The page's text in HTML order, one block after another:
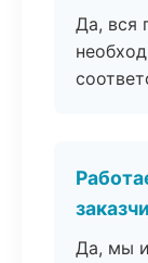
Да, вся
Да, мы